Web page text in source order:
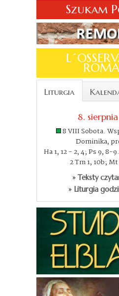
Szukam
Liturgia
8.
8 VIII Sobota.
Dominika,
Ha 1, 12 - 2, 4; Ps 9, 8-
2 Tm 1, 10b;
» Teksty
» Liturgia